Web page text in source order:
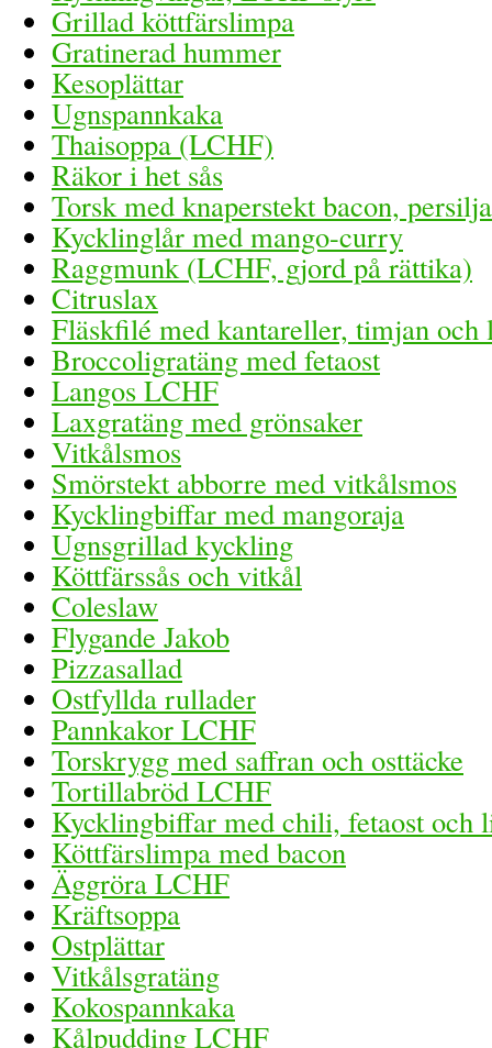
Grillad köttfärslimpa
Gratinerad hummer
Kesoplättar
Ugnspannkaka
Thaisoppa (LCHF)
Räkor i het sås
Torsk med knaperstekt bacon,
Kycklinglår med mango-curry
Raggmunk (LCHF, gjord på rättika)
Citruslax
Fläskfilé med kantareller, timjan och
Broccoligratäng med fetaost
Langos LCHF
Laxgratäng med grönsaker
Vitkålsmos
Smörstekt abborre med vitkålsmos
Kycklingbiffar med mangoraja
Ugnsgrillad kyckling
Köttfärssås och vitkål
Coleslaw
Flygande Jakob
Pizzasallad
Ostfyllda rullader
Pannkakor LCHF
Torskrygg med saffran och osttäcke
Tortillabröd LCHF
Kycklingbiffar med chili, fetaost och
Köttfärslimpa med bacon
Äggröra LCHF
Kräftsoppa
Ostplättar
Vitkålsgratäng
Kokospannkaka
Kålpudding LCHF